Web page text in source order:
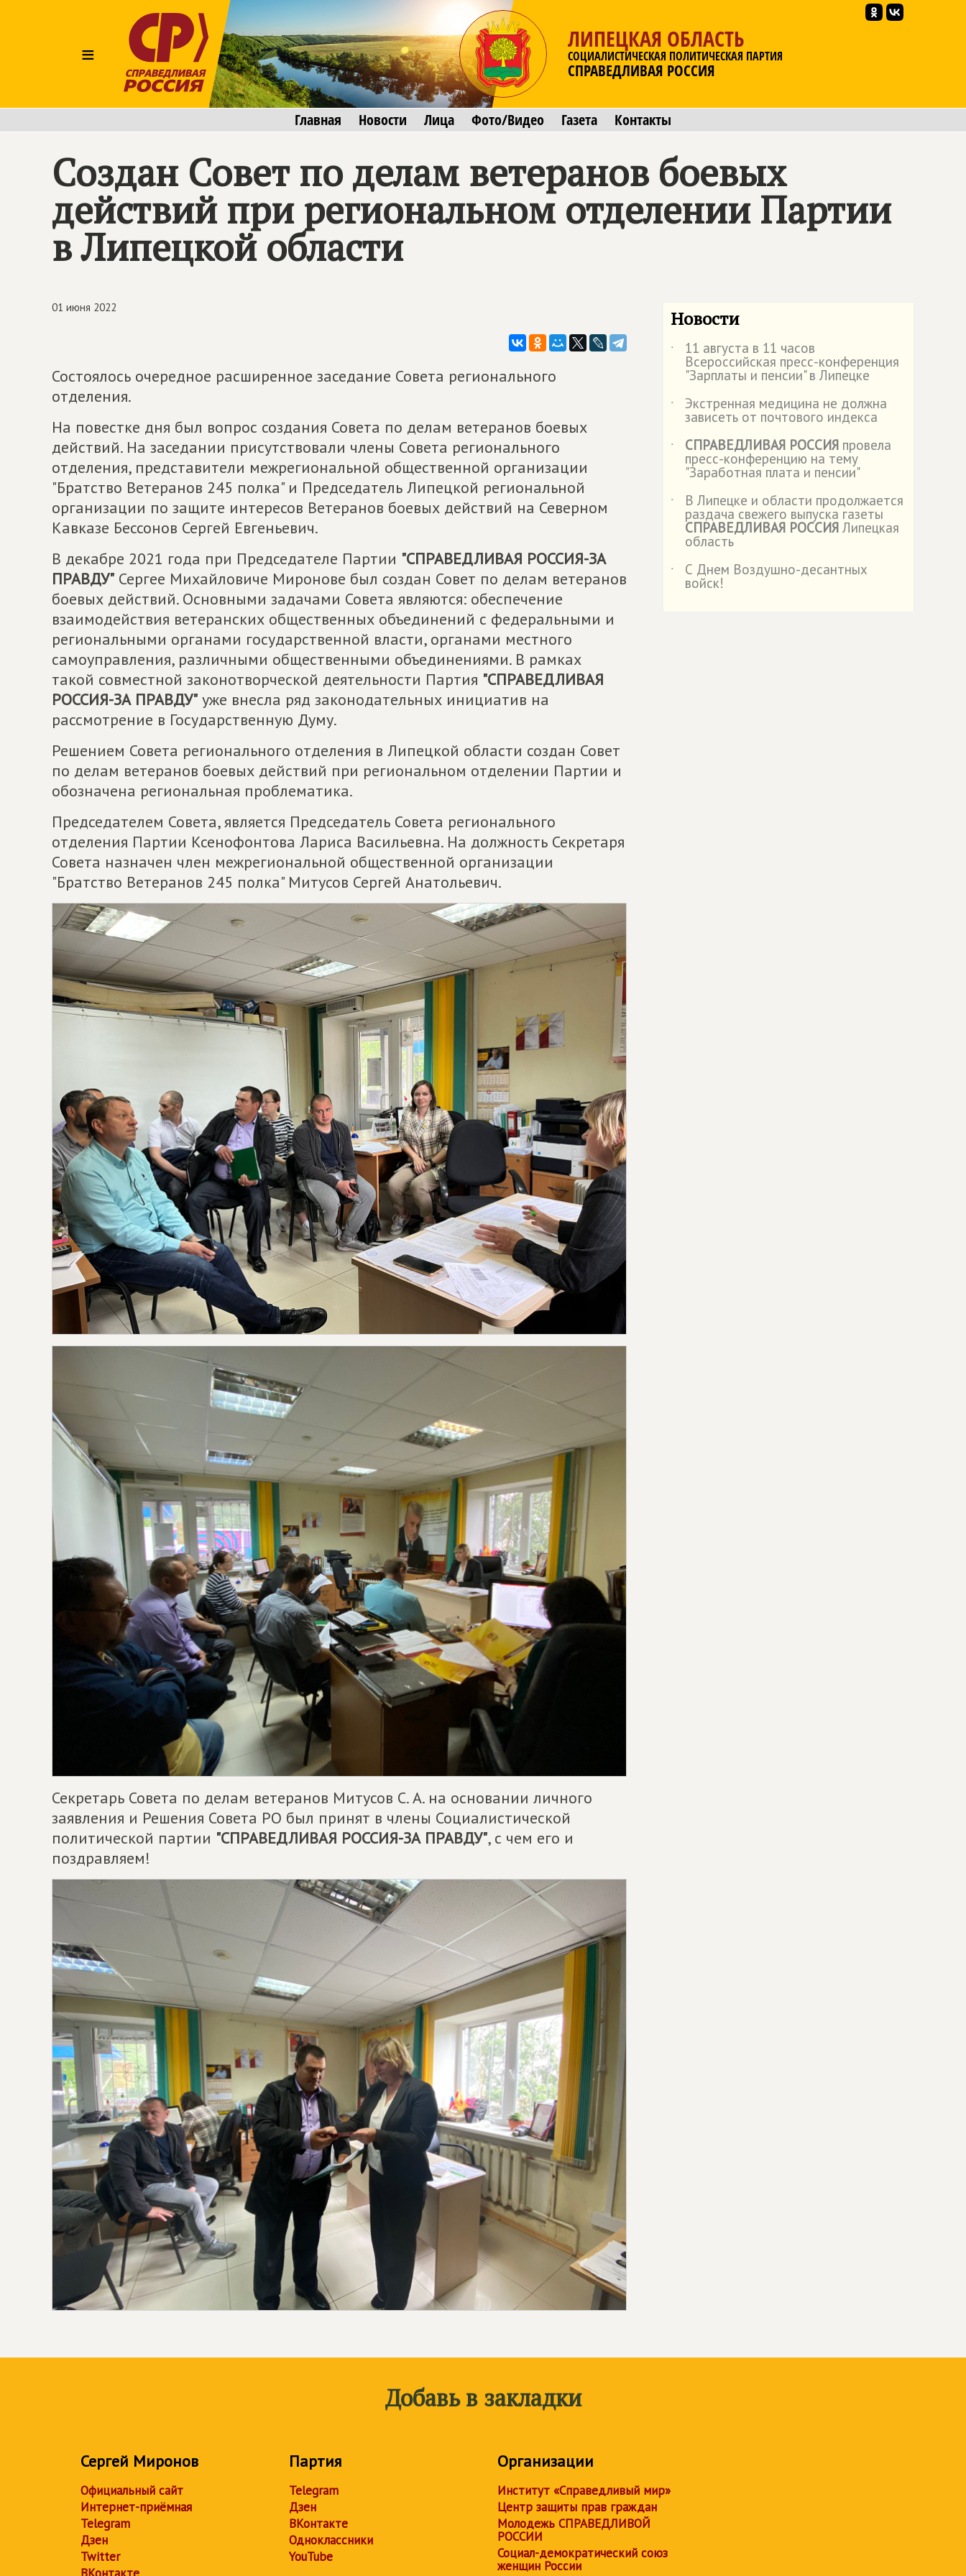
≡
ЛИПЕЦКАЯ ОБЛАСТЬ
СОЦИАЛИСТИЧЕСКАЯ ПОЛИТИЧЕСКАЯ ПАРТИЯ
СПРАВЕДЛИВАЯ РОССИЯ
Главная Новости Лица Фото/Видео Газета Контакты
Создан Совет по делам ветеранов боевых
действий при региональном отделении Партии
в Липецкой области
01 июня 2022
Состоялось очередное расширенное заседание Совета регионального
отделения.
На повестке дня был вопрос создания Совета по делам ветеранов боевых
действий. На заседании присутствовали члены Совета регионального
отделения, представители межрегиональной общественной организации
"Братство Ветеранов 245 полка" и Председатель Липецкой региональной
организации по защите интересов Ветеранов боевых действий на Северном
Кавказе Бессонов Сергей Евгеньевич.
В декабре 2021 года при Председателе Партии "СПРАВЕДЛИВАЯ РОССИЯ-ЗА
ПРАВДУ" Сергее Михайловиче Миронове был создан Совет по делам ветеранов
боевых действий. Основными задачами Совета являются: обеспечение
взаимодействия ветеранских общественных объединений с федеральными и
региональными органами государственной власти, органами местного
самоуправления, различными общественными объединениями. В рамках
такой совместной законотворческой деятельности Партия "СПРАВЕДЛИВАЯ
РОССИЯ-ЗА ПРАВДУ" уже внесла ряд законодательных инициатив на
рассмотрение в Государственную Думу.
Решением Совета регионального отделения в Липецкой области создан Совет
по делам ветеранов боевых действий при региональном отделении Партии и
обозначена региональная проблематика.
Председателем Совета, является Председатель Совета регионального
отделения Партии Ксенофонтова Лариса Васильевна. На должность Секретаря
Совета назначен член межрегиональной общественной организации
"Братство Ветеранов 245 полка" Митусов Сергей Анатольевич.
Секретарь Совета по делам ветеранов Митусов С. А. на основании личного
заявления и Решения Совета РО был принят в члены Социалистической
политической партии "СПРАВЕДЛИВАЯ РОССИЯ-ЗА ПРАВДУ", с чем его и
поздравляем!
Новости
˙ 11 августа в 11 часов
Всероссийская пресс-конференция
"Зарплаты и пенсии" в Липецке
˙
Экстренная медицина не должна
зависеть от почтового индекса
˙
СПРАВЕДЛИВАЯ РОССИЯ провела
пресс-конференцию на тему
"Заработная плата и пенсии"
˙
В Липецке и области продолжается
раздача свежего выпуска газеты
СПРАВЕДЛИВАЯ РОССИЯ Липецкая
область
˙
С Днем Воздушно-десантных
войск!
Добавь в закладки
Сергей Миронов
Официальный сайт
Интернет-приёмная
Telegram
Дзен
Twitter
ВКонтакте
Партия
Telegram
Дзен
ВКонтакте
Одноклассники
YouTube
Организации
Институт «Справедливый мир»
Центр защиты прав граждан
Молодежь СПРАВЕДЛИВОЙ
РОССИИ
Социал-демократический союз
женщин России